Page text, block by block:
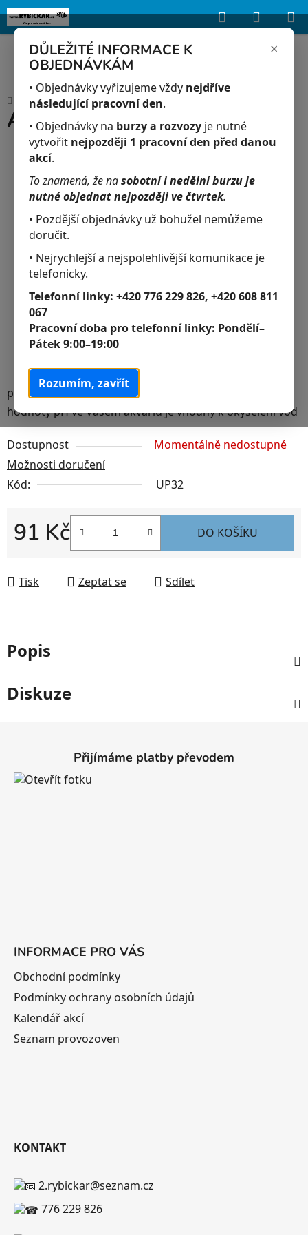
×
DŮLEŽITÉ INFORMACE K
OBJEDNÁVKÁM
• Objednávky vyřizujeme vždy nejdříve
následující pracovní den.
• Objednávky na burzy a rozvozy je nutné
vytvořit nejpozději 1 pracovní den před danou
akcí.
To znamená, že nasobotní i nedělní burzu je
nutné objednat nejpozději ve čtvrtek.
• Pozdější objednávky už bohužel nemůžeme
doručit.
• Nejrychlejší a nejspolehlivější komunikace je
telefonicky.
Telefonní linky: +420 776 229 826, +420 608 811
067
Pracovní doba pro telefonní linky: Pondělí–
Pátek 9:00–19:00
Rozumím, zavřít
Upozorňujeme, že uvedená skladová dostupnost je orientační a může se
lišit podle aktuálních objednávek a prodeje v reálném čase.
obsah
Hledat
KOŠÍK
DomůAkvaristika / Acid PH 250 ml
prostředek k přípravě akvarijní vody pro snížení
hodnoty pH ve Vašem akváriu je vhodný k okyselení vod
Dostupnost
Momentálně nedostupné
Možnosti doručení
Kód:
UP32
91 Kč
Měrná cena:
DO KOŠÍKU
Tisk Zeptat se Sdílet
Acid PH 250 ml
Popis
Diskuze
Přijímáme platby převodem
INFORMACE PRO VÁS
Obchodní podmínky
Podmínky ochrany osobních údajů
Kalendář akcí
Seznam provozoven
KONTAKT
2.rybickar@seznam.cz
776 229 826